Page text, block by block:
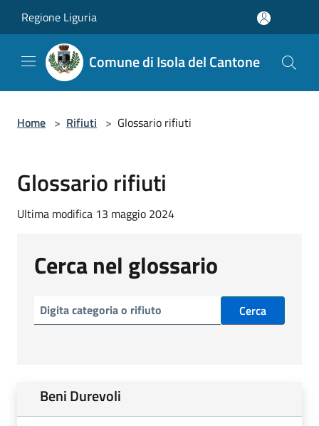
Regione Liguria
Comune di Isola del Cantone
Home > Rifiuti > Glossario rifiuti
Glossario rifiuti
Ultima modifica 13 maggio 2024
Cerca nel glossario
Cerca
Beni Durevoli